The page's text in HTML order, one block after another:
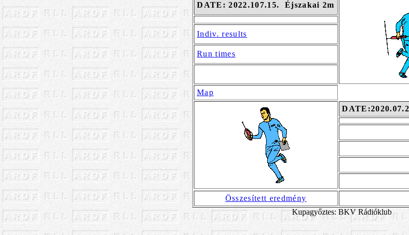
DATE: 2022.107.15. Éjszakai 2m
Indiv. results
Run times
Map
Összesített eredmény
Kupagyőztes: BKV Rádióklub